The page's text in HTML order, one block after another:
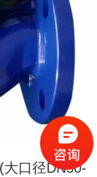
口径DN50-